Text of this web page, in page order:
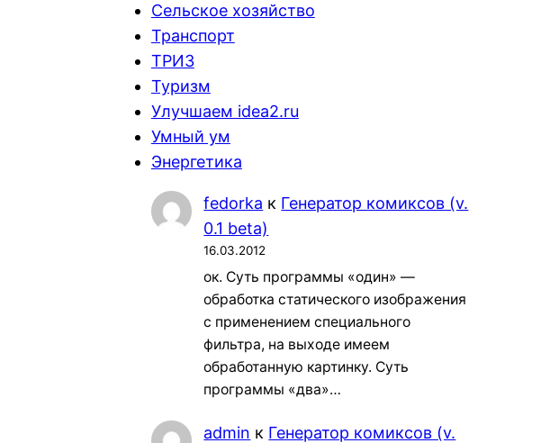
Сельское хозяйство
Транспорт
ТРИЗ
Туризм
Улучшаем idea2.ru
Умный ум
Энергетика
fedorka к Генератор комиксов (v.
0.1 beta)
16.03.2012
ок. Суть программы «один» —
обработка статического изображения
с применением специального
фильтра, на выходе имеем
обработанную картинку. Суть
программы «два»…
admin к Генератор комиксов (v.